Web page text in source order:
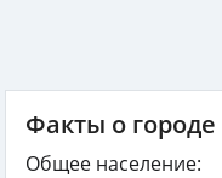
Факты о
Общее население: